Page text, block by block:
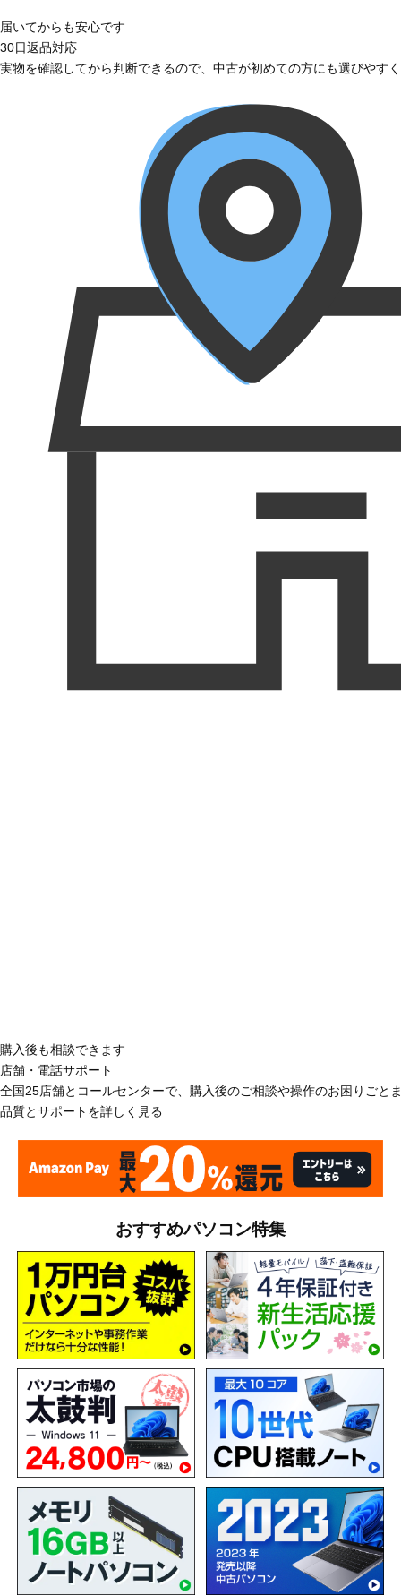
届いてからも安心です
30日返品対応
実物を確認してから判断できるので、中古が初めての方にも選びやす
購入後も相談できます
店舗・電話サポート
全国25店舗とコールセンターで、購入後のご相談や操作のお困りごと
品質とサポートを詳しく見る
おすすめパソコン特集